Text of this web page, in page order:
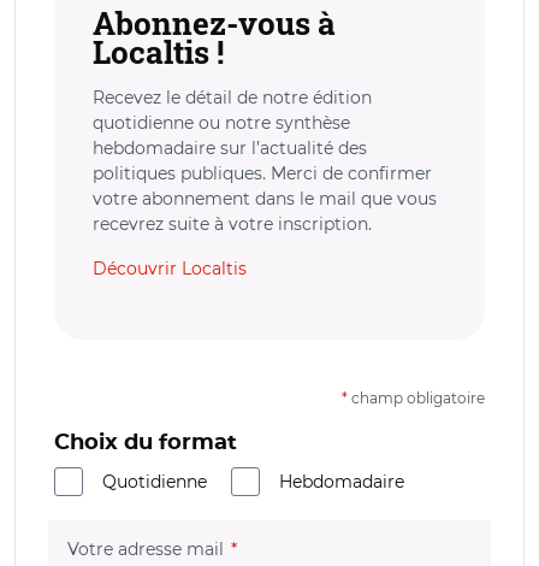
Abonnez-vous à
Localtis !
Recevez le détail de notre édition
quotidienne ou notre synthèse
hebdomadaire sur l’actualité des
politiques publiques. Merci de confirmer
votre abonnement dans le mail que vous
recevrez suite à votre inscription.
Découvrir Localtis
* champ obligatoire
Choix du format
Quotidienne
Hebdomadaire
Votre adresse mail (champ obligatoire)